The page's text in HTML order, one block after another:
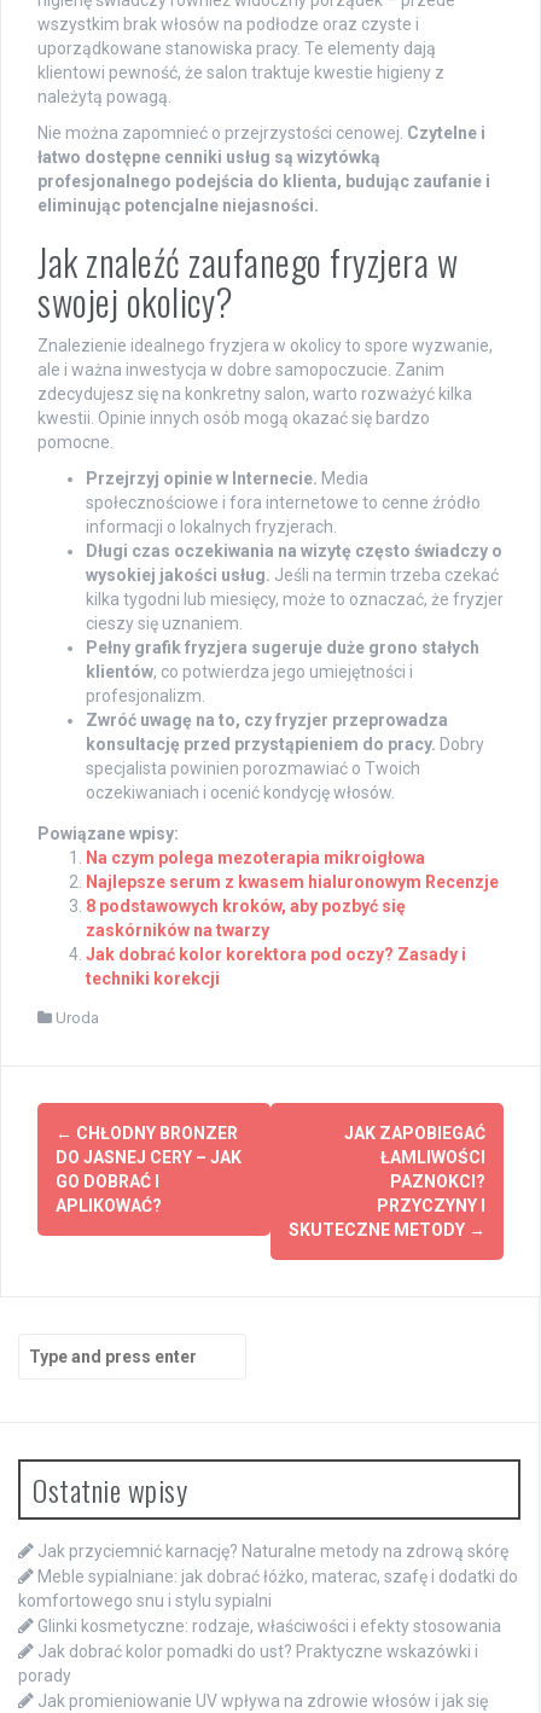
wszystkim brak włosów na podłodze oraz czyste i
uporządkowane stanowiska pracy. Te elementy dają
klientowi pewność, że salon traktuje kwestie higieny z
należytą powagą.
Nie można zapomnieć o przejrzystości cenowej. Czytelne i
łatwo dostępne cenniki usług są wizytówką
profesjonalnego podejścia do klienta, budując zaufanie i
eliminując potencjalne niejasności.
Jak znaleźć zaufanego fryzjera w
swojej okolicy?
Znalezienie idealnego fryzjera w okolicy to spore wyzwanie,
ale i ważna inwestycja w dobre samopoczucie. Zanim
zdecydujesz się na konkretny salon, warto rozważyć kilka
kwestii. Opinie innych osób mogą okazać się bardzo
pomocne.
Przejrzyj opinie w Internecie. Media
społecznościowe i fora internetowe to cenne źródło
informacji o lokalnych fryzjerach.
Długi czas oczekiwania na wizytę często świadczy o
wysokiej jakości usług. Jeśli na termin trzeba czekać
kilka tygodni lub miesięcy, może to oznaczać, że fryzjer
cieszy się uznaniem.
Pełny grafik fryzjera sugeruje duże grono stałych
klientów, co potwierdza jego umiejętności i
profesjonalizm.
Zwróć uwagę na to, czy fryzjer przeprowadza
konsultację przed przystąpieniem do pracy. Dobry
specjalista powinien porozmawiać o Twoich
oczekiwaniach i ocenić kondycję włosów.
Powiązane wpisy:
Na czym polega mezoterapia mikroigłowa
Najlepsze serum z kwasem hialuronowym Recenzje
8 podstawowych kroków, aby pozbyć się
zaskórników na twarzy
Jak dobrać kolor korektora pod oczy? Zasady i
techniki korekcji
Uroda
Post
navigation
← CHŁODNY BRONZER
DO JASNEJ CERY – JAK
GO DOBRAĆ I
APLIKOWAĆ?
JAK ZAPOBIEGAĆ
ŁAMLIWOŚCI
PAZNOKCI?
PRZYCZYNY I
SKUTECZNE METODY →
for:
Ostatnie wpisy
Jak przyciemnić karnację? Naturalne metody na zdrową skórę
Meble sypialniane: jak dobrać łóżko, materac, szafę i dodatki do
komfortowego snu i stylu sypialni
Glinki kosmetyczne: rodzaje, właściwości i efekty stosowania
Jak dobrać kolor pomadki do ust? Praktyczne wskazówki i
porady
Jak promieniowanie UV wpływa na zdrowie włosów i jak się